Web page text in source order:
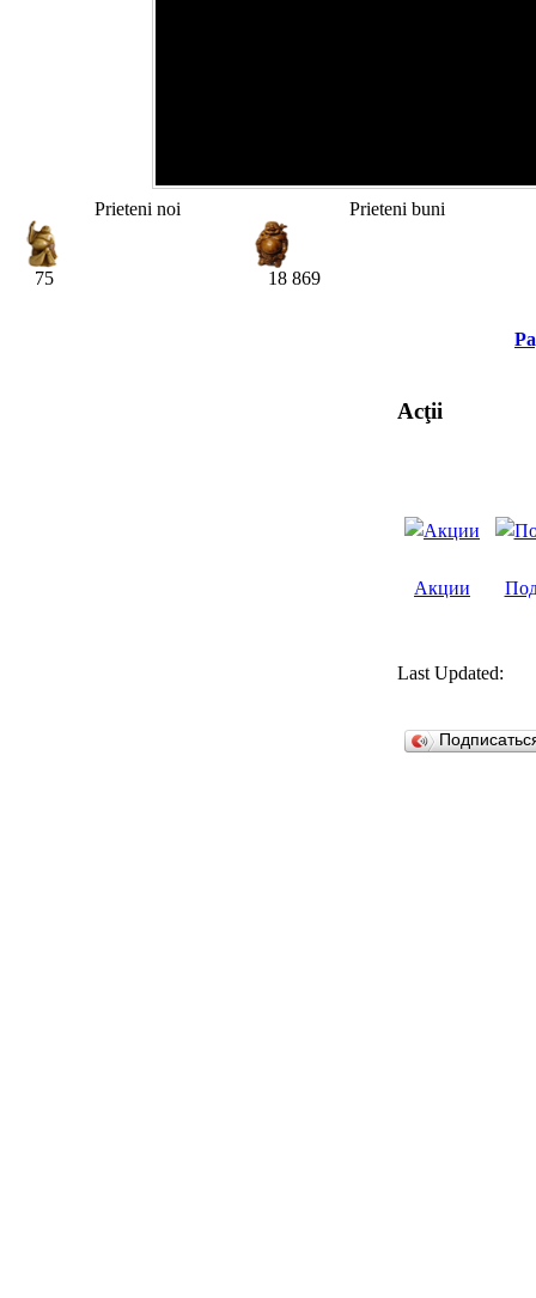
Prieteni noi
75
Prieteni buni
18 869
Acţii
Акции
Last Updated: